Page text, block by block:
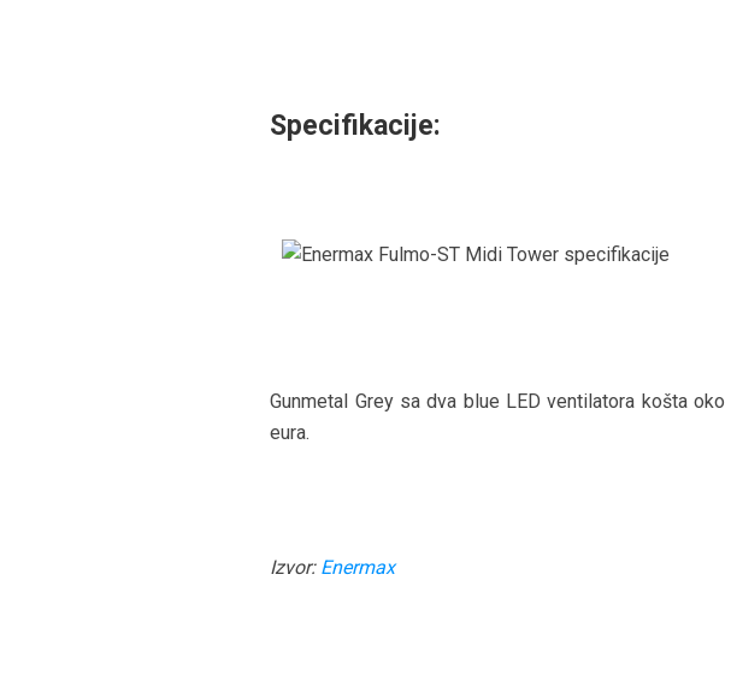
Specifikacije:
Gunmetal Grey sa dva blue LED ventilatora košta
eura.
Izvor: Enermax